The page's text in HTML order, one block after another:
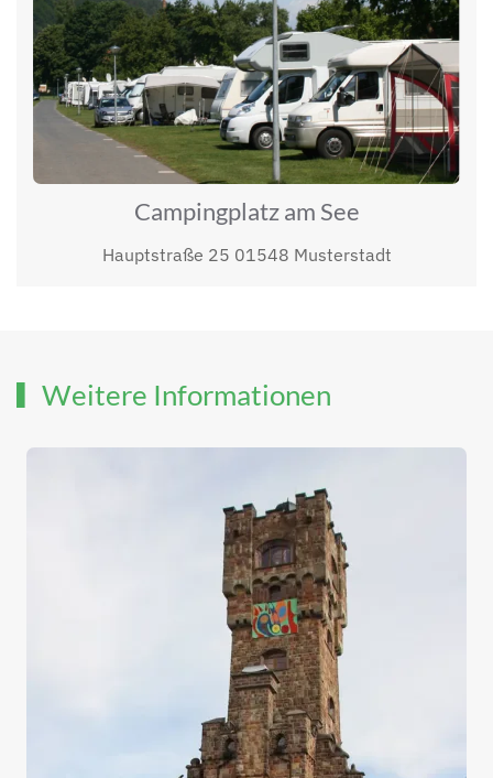
Campingplatz am See
Hauptstraße 25 01548 Musterstadt
Weitere Informationen